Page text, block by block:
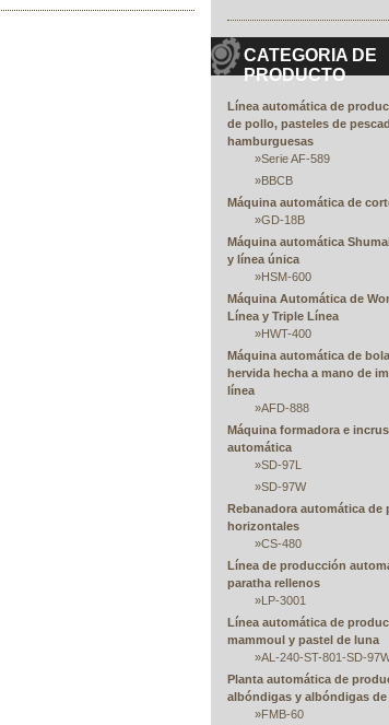
CATEGORIA DE
PRODUCTO
Línea automática de
de pollo, pasteles de
hamburguesas
»Serie AF-589
»BBCB
Máquina automática de
»GD-18B
Máquina automática
y línea única
»HSM-600
Máquina Automática de
Línea y Triple Línea
»HWT-400
Máquina automática de
hervida hecha a mano de
línea
»AFD-888
Máquina formadora e
automática
»SD-97L
»SD-97W
Rebanadora automática de
horizontales
»CS-480
Línea de producción
paratha rellenos
»LP-3001
Línea automática de
mammoul y pastel de luna
»AL-240-ST-801-SD-
Planta automática de
albóndigas y albóndigas de
»FMB-60